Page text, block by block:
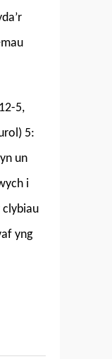
5,
5:
un
i
clybiau
yng